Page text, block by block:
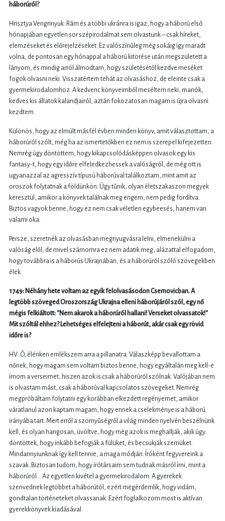
háborúról?
Hrisztya Vengrinyuk: Rám és a többi ukránra is igaz, hogy a háború első
hónapjában egyetlen sor szépirodalmat sem olvastunk – csak híreket,
elemzéseket és előrejelzéseket. Ez valószínűleg még sokáig így maradt
volna, de pontosan egy hónappal a háború kitörése után megszületett a
lányom, és mindig arról álmodtam, hogy születésétől kezdve meséket
fogok olvasni neki. Visszatértem tehát az olvasáshoz, de eleinte csak a
gyermekirodalomhoz. A kedvenc könyveimből meséltem neki, manók,
kedves kis állatok kalandjairól, aztán fokozatosan magam is újra olvasni
kezdtem.
Különös, hogy az elmúlt másfél évben minden könyv, amit választottam, a
háborúról szólt, még ha az ismertetőkben ez nem is szerepel kifejezetten.
Nemrég úgy döntöttem, hogy kikapcsolódásképpen olvasok egy kis
fantasy-t, hogy egy időre elfeledkezhessek a valóságról, de még ott is
ugyanazzal az agresszív típusú háborúval találkoztam, mint amit az
oroszok folytatnak a földünkön. Úgy tűnik, olyan életszakaszon megyek
keresztül, amikor a könyvek találnak meg engem, nem pedig fordítva.
Biztos vagyok benne, hogy ez nem csak véletlen egybeesés, hanem van
valami oka.
Persze, szeretnék az olvasásban megnyugvásra lelni, elmenekülni a
valóság elől, de mivel számomra ez nem adatik meg, alázattal elfogadom,
hogy továbbra is a háborús Ukrajnában, és a háborúról szóló szövegekben
élek.
1749: Néhány hete voltam az egyik felolvasásodon Csernovicban. A
legtöbb szöveged Oroszország Ukrajna elleni háborújáról szól, egy nő
mégis felkiáltott: "Nem akarok a háborúról hallani! Verseket olvassatok!"
Mit szóltál ehhez? Lehetséges elfelejteni a háborút, akár csak egy rövid
időre is?
HV: Ó, élénken emlékszem arra a pillanatra. Válaszképp bevallottam a
nőnek, hogy magam sem voltam biztos benne, hogy egyáltalán meg kell-e
írnom a verseimet, hiszen azok is csak a háborúról szólnak. Valójában nem
is olvastam mást, csak a háborúval kapcsolatos szövegeket. Nemrég
megpróbáltam folytatni egy korábban elkezdett regényemet, amikor
váratlanul azon kaptam magam, hogy ennek a cselekménye is a háború
irányába tart. Mert erről a szörnyűségről a világ minden nyelvén beszélnünk
kell, és olyan hangosan, üvöltve, hogy még azok is meghallják, akik úgy
döntöttek, hogy inkább befogják a fülüket, és becsukják szemüket.
Mindannyiunknak így kell tennie, a maga módján. Íróként fegyvereink a
szavak. Biztosan tudom, hogy írótársaim sem tudnak másról írni, mint a
háborúról... Az egyetlen kivétel a gyermekirodalom. A gyerekek
szenvednek legtöbbet a háborútól, ezért megérdemlik, hogy vidám,
gondtalan történeteket olvassanak. Ezért foglalkozom most is aktívan
gyerekkönyvek kiadásával.